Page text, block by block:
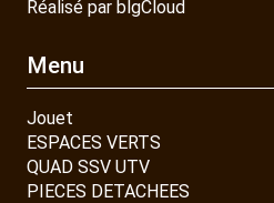
Réalisé par blgCloud
Menu
Jouet
ESPACES VERTS
QUAD SSV UTV
PIECES DETACHEES